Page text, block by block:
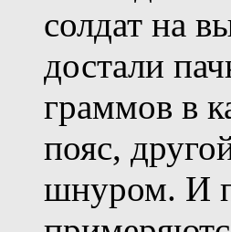
солдат на
достали
граммов в
пояс,
шнуром. И